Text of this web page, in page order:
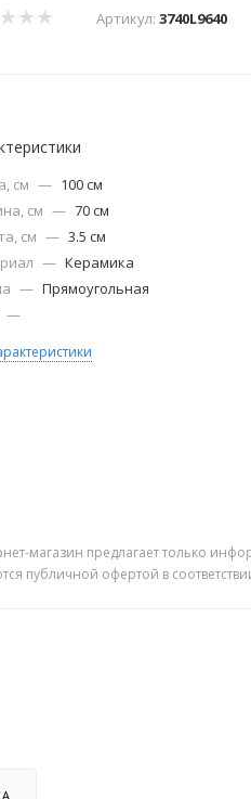
Артикул: 3740L9640
см — 100 см
см — 70 см
см — 3.5 см
— Керамика
— Прямоугольная
—
магазин предлагает только
публичной офертой в